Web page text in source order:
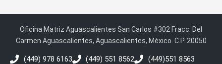
Oficina Matriz Aguascalientes San Carlos #302 Fracc. Del
Carmen Aguascalientes, Aguascalientes, México. C.P. 20050
(449) 978 6163 (449) 551 8562
(449)551 8563